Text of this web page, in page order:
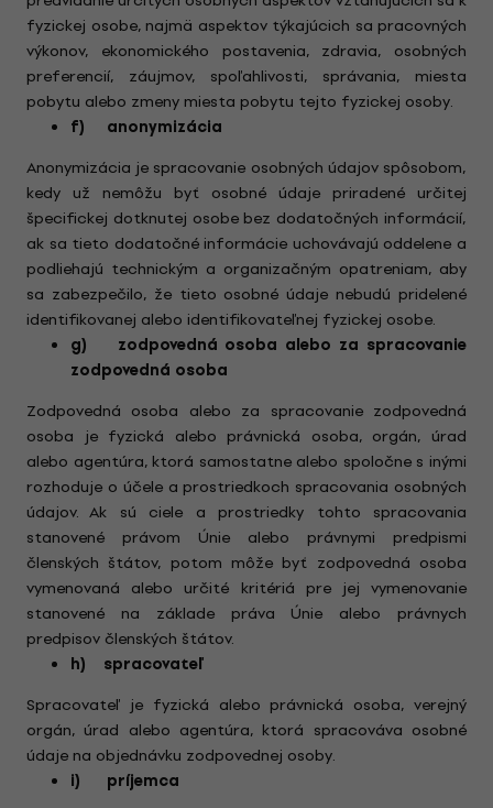
fyzickej osobe, najmä aspektov týkajúcich sa pracovných
výkonov, ekonomického postavenia, zdravia, osobných
preferencií, záujmov, spoľahlivosti, správania, miesta
pobytu alebo zmeny miesta pobytu tejto fyzickej osoby.
f) anonymizácia
Anonymizácia je spracovanie osobných údajov spôsobom,
kedy už nemôžu byť osobné údaje priradené určitej
špecifickej dotknutej osobe bez dodatočných informácií,
ak sa tieto dodatočné informácie uchovávajú oddelene a
podliehajú technickým a organizačným opatreniam, aby
sa zabezpečilo, že tieto osobné údaje nebudú pridelené
identifikovanej alebo identifikovateľnej fyzickej osobe.
g) zodpovedná osoba alebo za spracovanie
zodpovedná osoba
Zodpovedná osoba alebo za spracovanie zodpovedná
osoba je fyzická alebo právnická osoba, orgán, úrad
alebo agentúra, ktorá samostatne alebo spoločne s inými
rozhoduje o účele a prostriedkoch spracovania osobných
údajov. Ak sú ciele a prostriedky tohto spracovania
stanovené právom Únie alebo právnymi predpismi
členských štátov, potom môže byť zodpovedná osoba
vymenovaná alebo určité kritériá pre jej vymenovanie
stanovené na základe práva Únie alebo právnych
predpisov členských štátov.
h) spracovateľ
Spracovateľ je fyzická alebo právnická osoba, verejný
orgán, úrad alebo agentúra, ktorá spracováva osobné
údaje na objednávku zodpovednej osoby.
i) príjemca